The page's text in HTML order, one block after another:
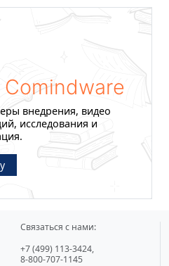
внедрения, видео
исследования и
Связаться с нами:
+7 (499) 113-3424,
8-800-707-1145